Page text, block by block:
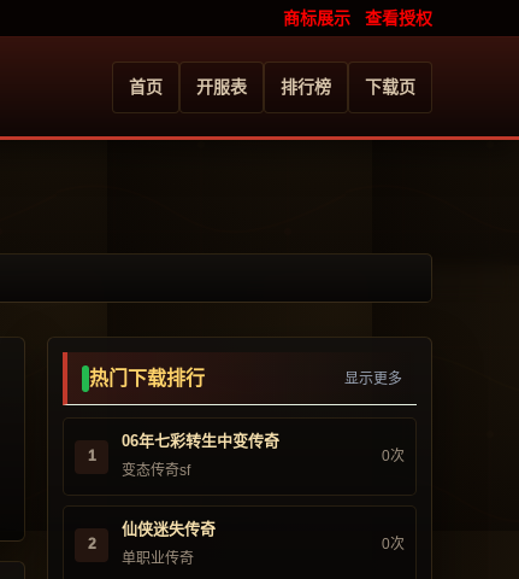
商标展示 查看授权
首页 开服表 排行榜 下载页
热门下载排行 显示更多
1
06年七彩转生中变传奇
变态传奇sf
0次
2
仙侠迷失传奇
单职业传奇
0次